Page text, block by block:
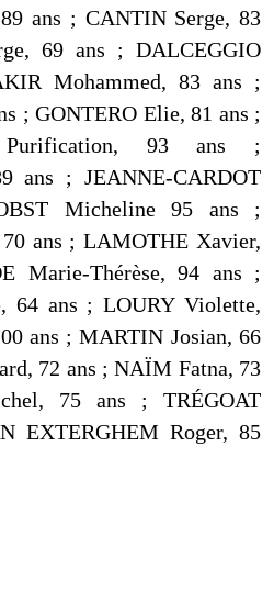
ans ; CANTIN Serge, 83
69 ans ; DALCEGGIO
Mohammed, 83 ans ;
; GONTERO Elie, 81 ans ;
Purification, 93 ans ;
ans ; JEANNE-CARDOT
Micheline 95 ans ;
ans ; LAMOTHE Xavier,
Marie-Thérèse, 94 ans ;
64 ans ; LOURY Violette,
ans ; MARTIN Josian, 66
72 ans ; NAÏM Fatna, 73
75 ans ; TRÉGOAT
EXTERGHEM Roger, 85